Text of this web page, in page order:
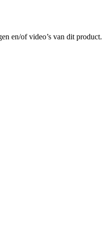
en/of video’s van dit product.